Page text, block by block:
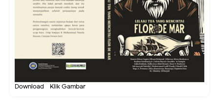
Download - Klik Gambar